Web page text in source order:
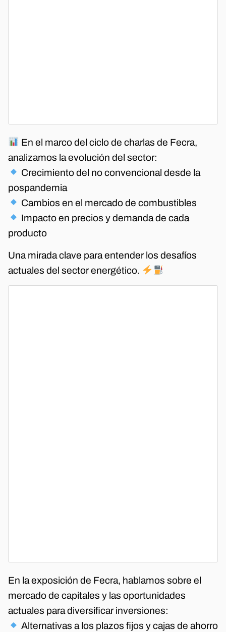
En el marco del ciclo de charlas de Fecra,
analizamos la evolución del sector:
Crecimiento del no convencional desde la
pospandemia
Cambios en el mercado de combustibles
Impacto en precios y demanda de cada
producto
Una mirada clave para entender los desafíos
actuales del sector energético.
En la exposición de Fecra, hablamos sobre el
mercado de capitales y las oportunidades
actuales para diversificar inversiones:
Alternativas a los plazos fijos y cajas de ahorro